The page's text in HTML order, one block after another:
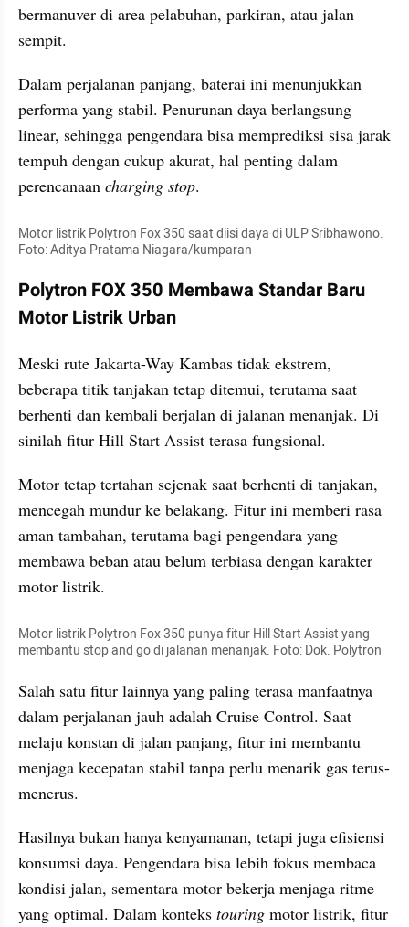
bermanuver di area pelabuhan, parkiran, atau jalan
sempit.
Dalam perjalanan panjang, baterai ini menunjukkan
performa yang stabil. Penurunan daya berlangsung
linear, sehingga pengendara bisa memprediksi sisa jarak
tempuh dengan cukup akurat, hal penting dalam
perencanaan charging stop.
Motor listrik Polytron Fox 350 saat diisi daya di ULP Sribhawono.
Foto: Aditya Pratama Niagara/kumparan
Polytron FOX 350 Membawa Standar Baru
Motor Listrik Urban
Meski rute Jakarta-Way Kambas tidak ekstrem,
beberapa titik tanjakan tetap ditemui, terutama saat
berhenti dan kembali berjalan di jalanan menanjak. Di
sinilah fitur Hill Start Assist terasa fungsional.
Motor tetap tertahan sejenak saat berhenti di tanjakan,
mencegah mundur ke belakang. Fitur ini memberi rasa
aman tambahan, terutama bagi pengendara yang
membawa beban atau belum terbiasa dengan karakter
motor listrik.
Motor listrik Polytron Fox 350 punya fitur Hill Start Assist yang
membantu stop and go di jalanan menanjak. Foto: Dok. Polytron
Salah satu fitur lainnya yang paling terasa manfaatnya
dalam perjalanan jauh adalah Cruise Control. Saat
melaju konstan di jalan panjang, fitur ini membantu
menjaga kecepatan stabil tanpa perlu menarik gas terus-
menerus.
Hasilnya bukan hanya kenyamanan, tetapi juga efisiensi
konsumsi daya. Pengendara bisa lebih fokus membaca
kondisi jalan, sementara motor bekerja menjaga ritme
yang optimal. Dalam konteks touring motor listrik, fitur